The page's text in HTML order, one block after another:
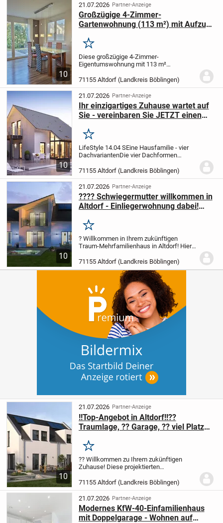
Firma...
10
21.07.2026 Partner-Anzeige
Großzügige 4-Zimmer-
Gartenwohnung (113 m²) mit Aufzug
Merken
Diese großzügige 4-Zimmer-
Eigentumswohnung mit 113 m²
sich in bevorzugter, ruhiger Wohnlage von
Altdorf im Erdgeschoss eines gepflegten,
massiv errichteten...
71155 Altdorf (Landkreis Böblingen)
10
21.07.2026 Partner-Anzeige
Ihr einzigartiges Zuhause wartet auf
Sie - vereinbaren Sie JETZT einen
Merken
LifeStyle 14.04 SEine Hausfamilie - vier
DachvariantenDie vier Dachformen
zeigen dir beispielhaft, was alles möglich
ist bei der individuellen Gestaltung
deines...
71155 Altdorf (Landkreis Böblingen)
10
21.07.2026 Partner-Anzeige
???? Schwiegermutter willkommen in
Altdorf - Einliegerwohnung dabei!
Merken
? Willkommen in Ihrem zukünftigen
Traum-Mehrfamilienhaus in Altdorf! Hier
und Ihr neues Zuhause ganz nach Ihren
Wünschen gestalten. Mit 7 großzügigen
71155 Altdorf (Landkreis Böblingen)
10
21.07.2026 Partner-Anzeige
!!Top-Angebot in Altdorf!!??
Traumlage, ?? Garage, ?? viel Platz
Merken
?? Willkommen zu Ihrem zukünftigen
Zuhause! Diese projektierten
nach Ihren Vorstellungen und Wünschen
geplant und umgesetzt. ? Auf 127,49 m²
Wohnfläche über...
71155 Altdorf (Landkreis Böblingen)
21.07.2026 Partner-Anzeige
Modernes KfW-40-Einfamilienhaus
mit Doppelgarage - Wohnen auf